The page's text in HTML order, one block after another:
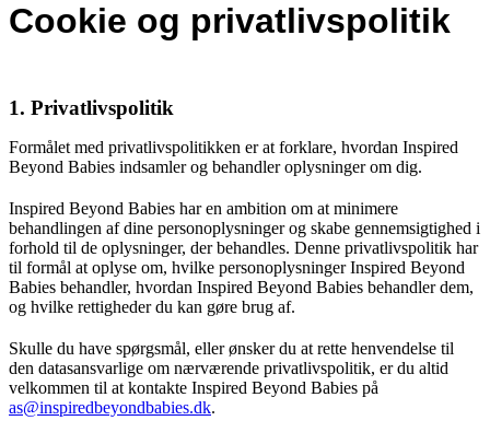
Cookie og privatlivspolitik
1. Privatlivspolitik
Formålet med privatlivspolitikken er at forklare, hvordan Inspired
Beyond Babies indsamler og behandler oplysninger om dig.
Inspired Beyond Babies har en ambition om at minimere
behandlingen af dine personoplysninger og skabe gennemsigtighed i
forhold til de oplysninger, der behandles. Denne privatlivspolitik har
til formål at oplyse om, hvilke personoplysninger Inspired Beyond
Babies behandler, hvordan Inspired Beyond Babies behandler dem,
og hvilke rettigheder du kan gøre brug af.
Skulle du have spørgsmål, eller ønsker du at rette henvendelse til
den datasansvarlige om nærværende privatlivspolitik, er du altid
velkommen til at kontakte Inspired Beyond Babies på
as@inspiredbeyondbabies.dk.